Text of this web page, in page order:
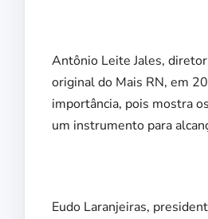
Antônio Leite Jales,
original do Mais RN, em
importância, pois mostra
um instrumento para
Eudo Laranjeiras,